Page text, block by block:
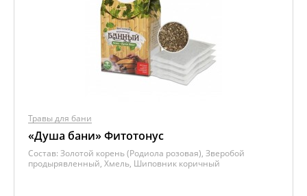
Травы для бани
«Душа бани» Фитотонус
Состав: Золотой корень (Родиола розовая), Зверобой
продырявленный, Хмель, Шиповник коричный